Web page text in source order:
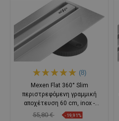
(8)
Mexen Flat 360° Slim
περιστρεφόμενη γραμμική
αποχέτευση 60 cm, inox -
1041060
55,80 € -19,91%